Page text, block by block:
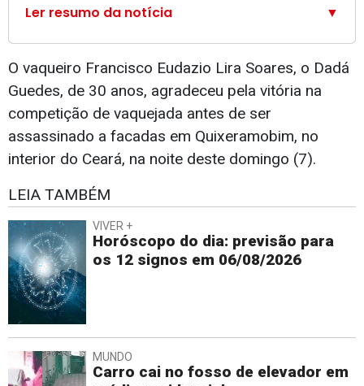
Ler resumo da notícia ▼
O vaqueiro Francisco Eudazio Lira Soares, o Dadá
Guedes, de 30 anos, agradeceu pela vitória na
competição de vaquejada antes de ser
assassinado a facadas em Quixeramobim, no
interior do Ceará, na noite deste domingo (7).
LEIA TAMBÉM
VIVER +
Horóscopo do dia: previsão para
os 12 signos em 06/08/2026
MUNDO
Carro cai no fosso de elevador em